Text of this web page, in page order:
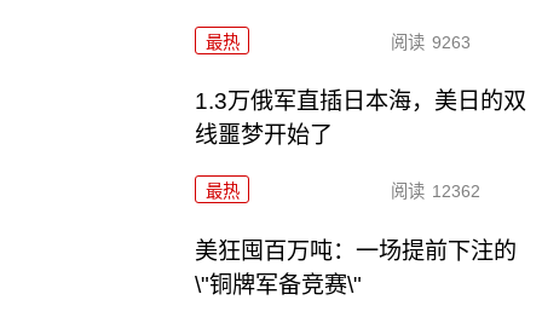
最热 阅读 9263
1.3万俄军直插日本海，美日的双
线噩梦开始了
最热 阅读 12362
美狂囤百万吨：一场提前下注的
\"铜牌军备竞赛\"